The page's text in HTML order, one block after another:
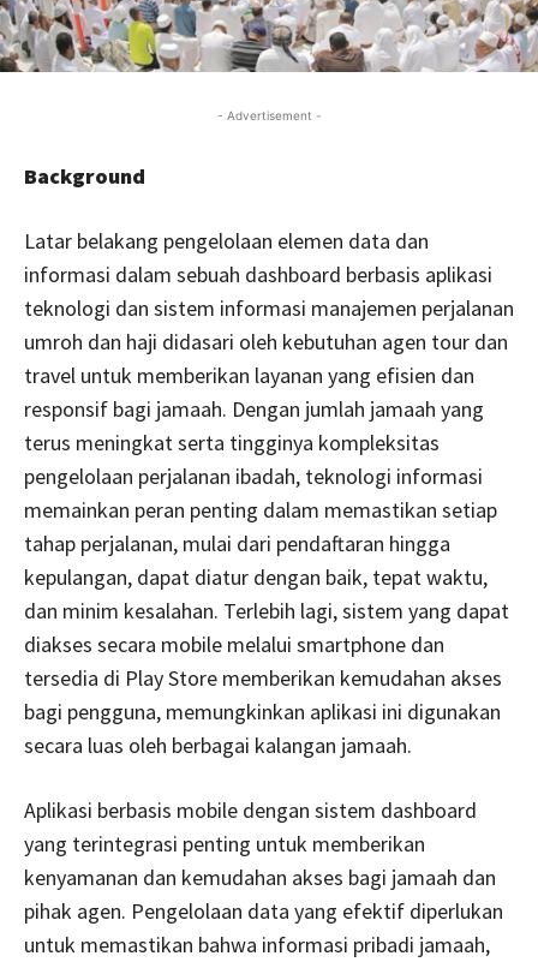
- Advertisement -
Background
Latar belakang pengelolaan elemen data dan
informasi dalam sebuah dashboard berbasis aplikasi
teknologi dan sistem informasi manajemen perjalanan
umroh dan haji didasari oleh kebutuhan agen tour dan
travel untuk memberikan layanan yang efisien dan
responsif bagi jamaah. Dengan jumlah jamaah yang
terus meningkat serta tingginya kompleksitas
pengelolaan perjalanan ibadah, teknologi informasi
memainkan peran penting dalam memastikan setiap
tahap perjalanan, mulai dari pendaftaran hingga
kepulangan, dapat diatur dengan baik, tepat waktu,
dan minim kesalahan. Terlebih lagi, sistem yang dapat
diakses secara mobile melalui smartphone dan
tersedia di Play Store memberikan kemudahan akses
bagi pengguna, memungkinkan aplikasi ini digunakan
secara luas oleh berbagai kalangan jamaah.
Aplikasi berbasis mobile dengan sistem dashboard
yang terintegrasi penting untuk memberikan
kenyamanan dan kemudahan akses bagi jamaah dan
pihak agen. Pengelolaan data yang efektif diperlukan
untuk memastikan bahwa informasi pribadi jamaah,